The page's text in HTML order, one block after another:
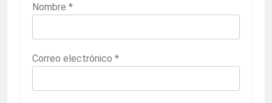
Nombre *
Correo electrónico *